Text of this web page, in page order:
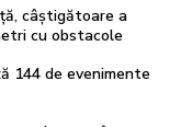
câștigătoare a
cu obstacole
144 de evenimente